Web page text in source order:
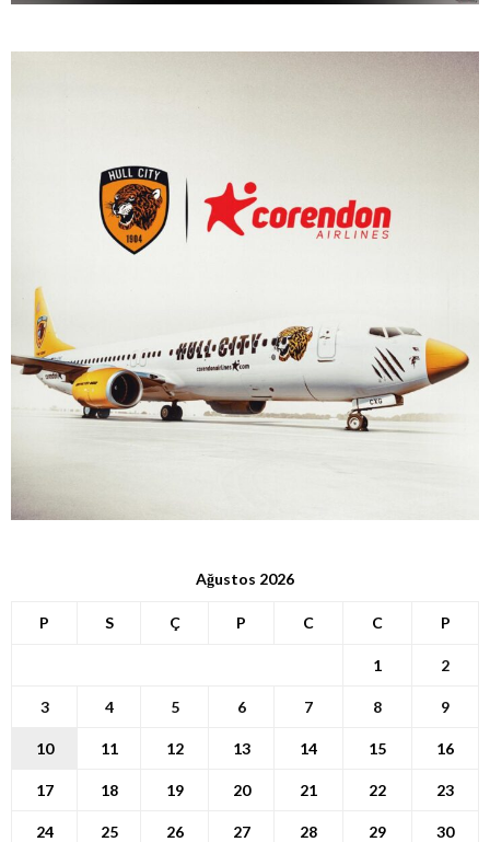
Ağustos 2026
P S Ç P C C P
1 2
3 4 5 6 7 8 9
10 11 12 13 14 15 16
17 18 19 20 21 22 23
24 25 26 27 28 29 30